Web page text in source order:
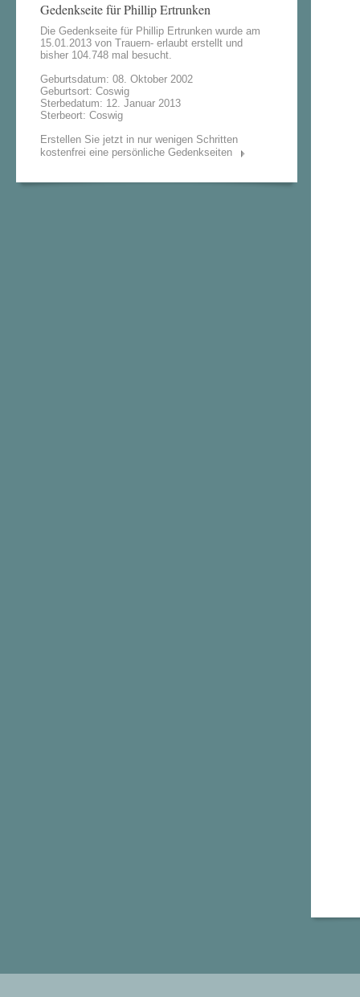
Gedenkseite für Phillip Ertrunken
Die Gedenkseite für Phillip Ertrunken wurde am
15.01.2013 von Trauern- erlaubt erstellt und
bisher 104.748 mal besucht.
Geburtsdatum: 08. Oktober 2002
Geburtsort: Coswig
Sterbedatum: 12. Januar 2013
Sterbeort: Coswig
Erstellen Sie jetzt in nur wenigen Schritten
kostenfrei eine persönliche Gedenkseiten